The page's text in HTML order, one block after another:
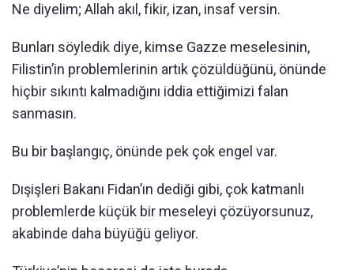
Ne diyelim; Allah akıl, fikir, izan, insaf versin.
Bunları söyledik diye, kimse Gazze meselesinin,
Filistin’in problemlerinin artık çözüldüğünü, önünde
hiçbir sıkıntı kalmadığını iddia ettiğimizi falan
sanmasın.
Bu bir başlangıç, önünde pek çok engel var.
Dışişleri Bakanı Fidan’ın dediği gibi, çok katmanlı
problemlerde küçük bir meseleyi çözüyorsunuz,
akabinde daha büyüğü geliyor.